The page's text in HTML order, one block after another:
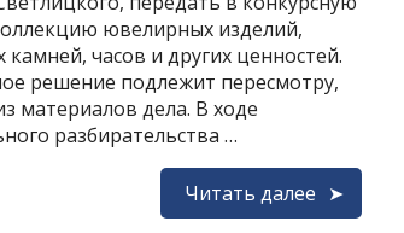
ювелирных изделий,
часов и других ценностей.
решение подлежит пересмотру,
материалов дела. В ходе
разбирательства …
Читать далее